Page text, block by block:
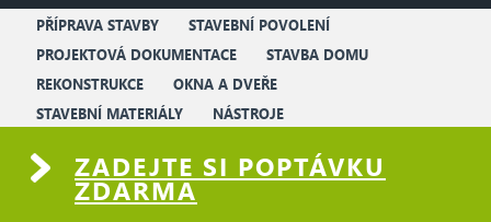
PŘÍPRAVA STAVBY
STAVEBNÍ POVOLENÍ
PROJEKTOVÁ DOKUMENTACE
STAVBA DOMU
REKONSTRUKCE
OKNA A DVEŘE
STAVEBNÍ MATERIÁLY
NÁSTROJE
ZADEJTE SI POPTÁVKU
ZDARMA